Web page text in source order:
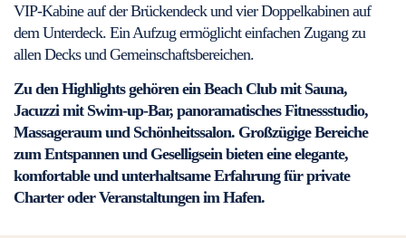
VIP-Kabine auf der Brückendeck und vier Doppelkabinen auf
dem Unterdeck. Ein Aufzug ermöglicht einfachen Zugang zu
allen Decks und Gemeinschaftsbereichen.
Zu den Highlights gehören ein Beach Club mit Sauna,
Jacuzzi mit Swim-up-Bar, panoramatisches Fitnessstudio,
Massageraum und Schönheitssalon. Großzügige Bereiche
zum Entspannen und Geselligsein bieten eine elegante,
komfortable und unterhaltsame Erfahrung für private
Charter oder Veranstaltungen im Hafen.